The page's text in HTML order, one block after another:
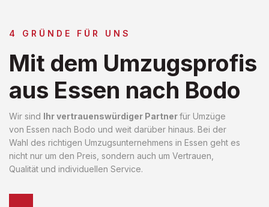
4 GRÜNDE FÜR UNS
Mit dem Umzugsprofis
aus Essen nach Bodo
Wir sind Ihr vertrauenswürdiger Partnerfür Umzüge
von Essen nach Bodo und weit darüber hinaus. Bei der
Wahl des richtigen Umzugsunternehmens in Essen geht es
nicht nur um den Preis, sondern auch um Vertrauen,
Qualität und individuellen Service.